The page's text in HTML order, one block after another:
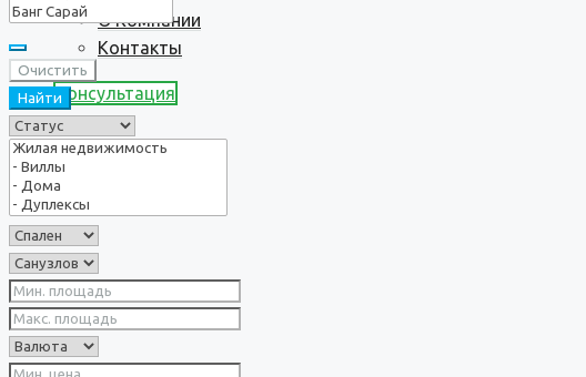
О Компании
Контакты
Консультация
Очистить
Найти